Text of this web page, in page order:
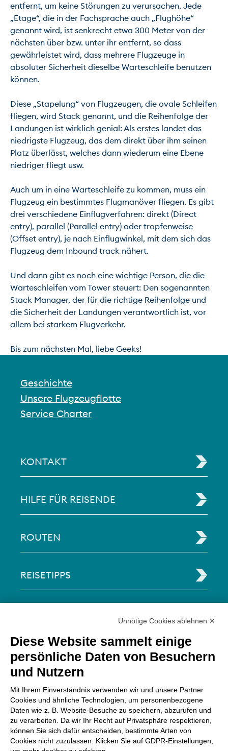
entfernt, um keine Störungen zu verursachen. Jede
„Etage“, die in der Fachsprache auch „Flughöhe“
genannt wird, ist senkrecht etwa 300 Meter von der
nächsten über bzw. unter ihr entfernt, so dass
gewährleistet wird, dass mehrere Flugzeuge in
absoluter Sicherheit dieselbe Warteschleife benutzen
können.
Diese „Stapelung“ von Flugzeugen, die ovale Schleifen
fliegen, wird Stack genannt, und die Reihenfolge der
Landungen ist wirklich genial: Als erstes landet das
niedrigste Flugzeug, das dem direkt über ihm seinen
Platz überlässt, welches dann wiederum eine Ebene
niedriger fliegt usw.
Auch um in eine Warteschleife zu kommen, muss ein
Flugzeug ein bestimmtes Flugmanöver fliegen. Es gibt
drei verschiedene Einflugverfahren: direkt (Direct
entry), parallel (Parallel entry) oder tropfenweise
(Offset entry), je nach Einflugwinkel, mit dem sich das
Flugzeug dem Inbound track nähert.
Und dann gibt es noch eine wichtige Person, die die
Warteschleifen vom Tower steuert: Den sogenannten
Stack Manager, der für die richtige Reihenfolge und
die Sicherheit der Landungen verantwortlich ist, vor
allem bei starkem Flugverkehr.
Bis zum nächsten Mal, liebe Geeks!
Geschichte
Unsere Flugzeugflotte
Service Charter
KONTAKT
HILFE FÜR REISENDE
ROUTEN
REISETIPPS
Via Paolo Bembo, 70 37062
Dossobuono di Villafranca (VR) Italy
Unnötige Cookies ablehnen ✕
Diese Website sammelt einige
persönliche Daten von Besuchern
und Nutzern
Mit Ihrem Einverständnis verwenden wir und unsere Partner
Cookies und ähnliche Technologien, um personenbezogene
Daten wie z. B. Website-Besuche zu speichern, abzurufen und
zu verarbeiten. Da wir Ihr Recht auf Privatsphäre respektieren,
können Sie sich dafür entscheiden, bestimmte Arten von
Cookies nicht zuzulassen. Klicken Sie auf GDPR-Einstellungen,